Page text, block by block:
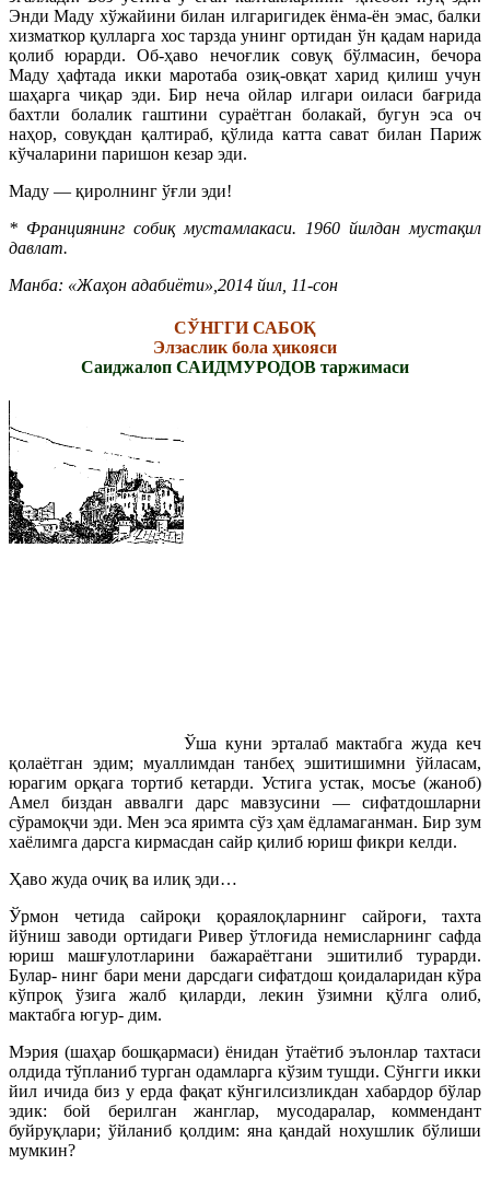
Энди Маду хўжайини билан илгаригидек ёнма-ён эмас, балки
хизматкор қулларга хос тарзда унинг ортидан ўн қадам нарида
қолиб юрарди. Об-ҳаво нечоғлик совуқ бўлмасин, бечора
Маду ҳафтада икки маротаба озиқ-овқат харид қилиш учун
шаҳарга чиқар эди. Бир неча ойлар илгари оиласи бағрида
бахтли болалик гаштини сураётган болакай, бугун эса оч
наҳор, совуқдан қалтираб, қўлида катта сават билан Париж
кўчаларини паришон кезар эди.
Маду — қиролнинг ўғли эди!
* Франциянинг собиқ мустамлакаси. 1960 йилдан мустақил
давлат.
Манба: «Жаҳон адабиёти»,2014 йил, 11-сон
СЎНГГИ САБОҚ
Элзаслик бола ҳикояси
Саиджалоп САИДМУРОДОВ таржимаси
Ўша куни эрталаб мактабга жуда кеч
қолаётган эдим; муаллимдан танбеҳ эшитишимни ўйласам,
юрагим орқага тортиб кетарди. Устига устак, мосъе (жаноб)
Амел биздан аввалги дарс мавзусини — сифатдошларни
сўрамоқчи эди. Мен эса яримта сўз ҳам ёдламаганман. Бир зум
хаёлимга дарсга кирмасдан сайр қилиб юриш фикри келди.
Ҳаво жуда очиқ ва илиқ эди…
Ўрмон четида сайроқи қораялоқларнинг сайроғи, тахта
йўниш заводи ортидаги Ривер ўтлоғида немисларнинг сафда
юриш машғулотларини бажараётгани эшитилиб турарди.
Булар- нинг бари мени дарсдаги сифатдош қоидаларидан кўра
кўпроқ ўзига жалб қиларди, лекин ўзимни қўлга олиб,
мактабга югур- дим.
Мэрия (шаҳар бошқармаси) ёнидан ўтаётиб эълонлар тахтаси
олдида тўпланиб турган одамларга кўзим тушди. Сўнгги икки
йил ичида биз у ерда фақат кўнгилсизликдан хабардор бўлар
эдик: бой берилган жанглар, мусодаралар, коммендант
буйруқлари; ўйланиб қолдим: яна қандай нохушлик бўлиши
мумкин?